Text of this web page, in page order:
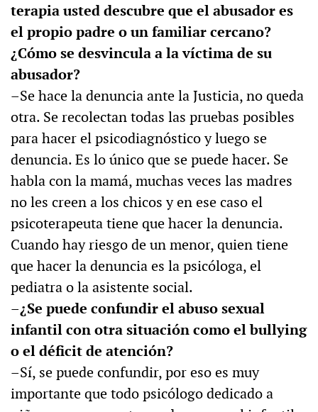
terapia usted descubre que el abusador es
el propio padre o un familiar cercano?
¿Cómo se desvincula a la víctima de su
abusador?
–Se hace la denuncia ante la Justicia, no queda
otra. Se recolectan todas las pruebas posibles
para hacer el psicodiagnóstico y luego se
denuncia. Es lo único que se puede hacer. Se
habla con la mamá, muchas veces las madres
no les creen a los chicos y en ese caso el
psicoterapeuta tiene que hacer la denuncia.
Cuando hay riesgo de un menor, quien tiene
que hacer la denuncia es la psicóloga, el
pediatra o la asistente social.
–¿Se puede confundir el abuso sexual
infantil con otra situación como el bullying
o el déficit de atención?
–Sí, se puede confundir, por eso es muy
importante que todo psicólogo dedicado a